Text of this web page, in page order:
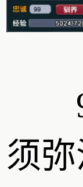
9
须